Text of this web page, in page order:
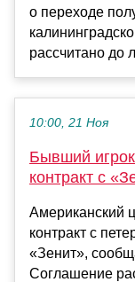
о переходе
рассчитано до
10:00, 21 Ноя
Бывший
контракт с
Американский
контракт с
«Зенит»,
Соглашение